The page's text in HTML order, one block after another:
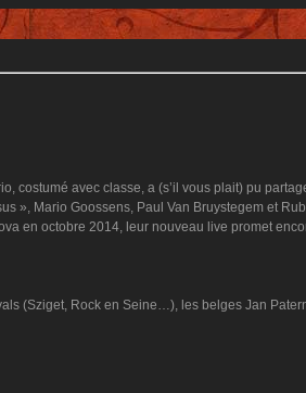
costumé avec classe, a (s’il vous plait) pu
», Mario Goossens, Paul Van Bruystegem et
en octobre 2014, leur nouveau live promet
(Sziget, Rock en Seine…), les belges Jan